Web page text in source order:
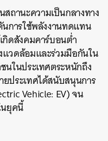
ถานะความเป็นกลางทาง
การใช้พลังงานทดแทน
ดสังคมคาร์บอนต่ำ
แวดล้อมและร่วมมือกันใน
นในประเทศตระหนักถึง
ประเทศได้สนับสนุนการ
Vehicle: EV) จน
ยุคนี้